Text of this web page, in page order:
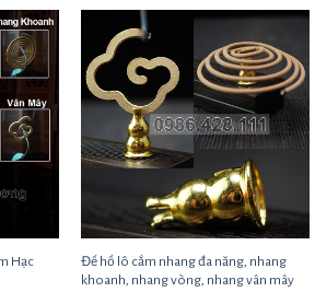
phẩm
có
nhiều
thể.
chọn
có
Hạc
Đế hồ lô cắm nhang đa năng, nhang
khoanh, nhang vòng, nhang vân mây